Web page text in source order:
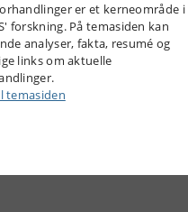
er et kerneområde i
forskning. På temasiden kan
analyser, fakta, resumé og
links om aktuelle
temasiden